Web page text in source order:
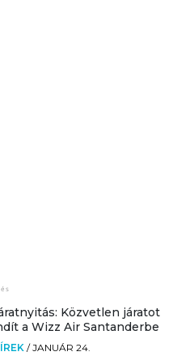
Közvetlen járatot
a Wizz Air Santanderbe
/JANUÁR 24.